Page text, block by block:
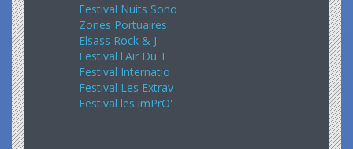
Festival Nuits Sono
Zones Portuaires
Elsass Rock & J
Festival l'Air Du T
Festival Internatio
Festival Les Extrav
Festival les imPrO'